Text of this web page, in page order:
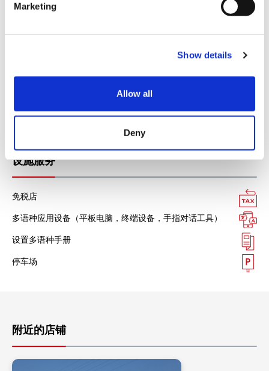
Marketing
Show details
Allow all
Deny
Master信用卡
设施服务
免税店
多语种应用设备（平板电脑，终端设备，手指对话工具）
设置多语种手册
停车场
附近的店铺